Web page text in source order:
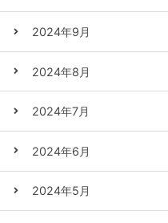
2024年9月
2024年8月
2024年7月
2024年6月
2024年5月